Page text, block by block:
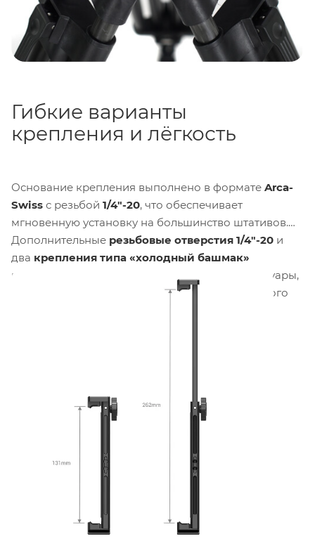
Гибкие варианты
крепления и лёгкость
Основание крепления выполнено в формате Arca-
Swiss с резьбой 1/4"-20, что обеспечивает
мгновенную установку на большинство штативов.
Дополнительные резьбовые отверстия 1/4"-20 и
два крепления типа «холодный башмак»
позволяют монтировать на него другие аксессуары,
такие как микрофоны или осветители. Вес самого